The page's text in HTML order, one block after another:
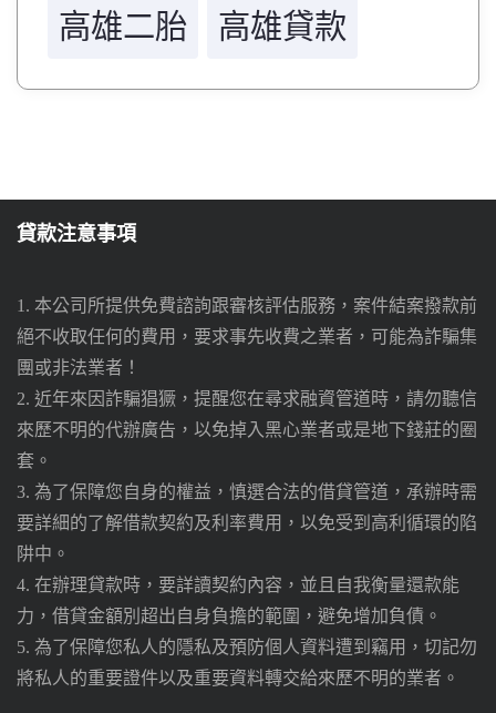
高雄二胎 高雄貸款
貸款注意事項
1. 本公司所提供免費諮詢跟審核評估服務，案件結案撥款前
絕不收取任何的費用，要求事先收費之業者，可能為詐騙集
團或非法業者！
2. 近年來因詐騙猖獗，提醒您在尋求融資管道時，請勿聽信
來歷不明的代辦廣告，以免掉入黑心業者或是地下錢莊的圈
套。
3. 為了保障您自身的權益，慎選合法的借貸管道，承辦時需
要詳細的了解借款契約及利率費用，以免受到高利循環的陷
阱中。
4. 在辦理貸款時，要詳讀契約內容，並且自我衡量還款能
力，借貸金額別超出自身負擔的範圍，避免增加負債。
5. 為了保障您私人的隱私及預防個人資料遭到竊用，切記勿
將私人的重要證件以及重要資料轉交給來歷不明的業者。